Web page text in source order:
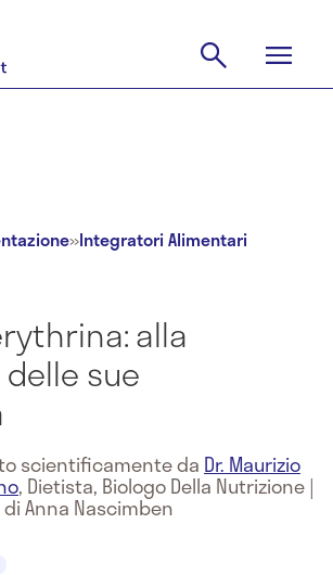
»Integratori Alimentari
alla
sue
scientificamente da Dr. Maurizio
, Dietista, Biologo Della Nutrizione|
Anna Nascimben